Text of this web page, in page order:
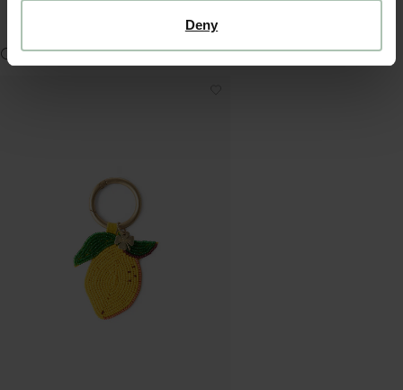
Deny
COMPLÉTER LE LOOK